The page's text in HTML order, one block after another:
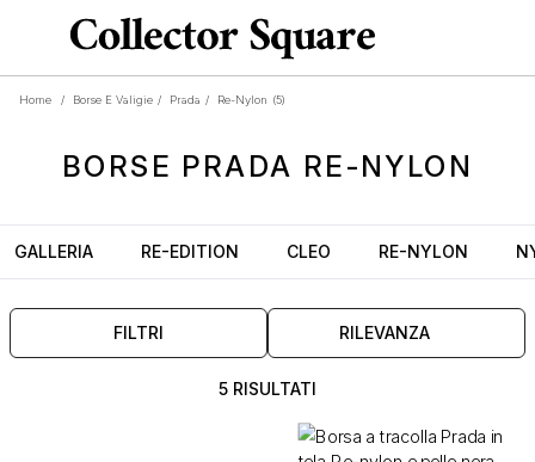
Home / Borse E Valigie / Prada / Re-Nylon (5)
BORSE PRADA RE-NYLON
GALLERIA RE-EDITION CLEO RE-NYLON
FILTRI RILEVANZA
5 RISULTATI